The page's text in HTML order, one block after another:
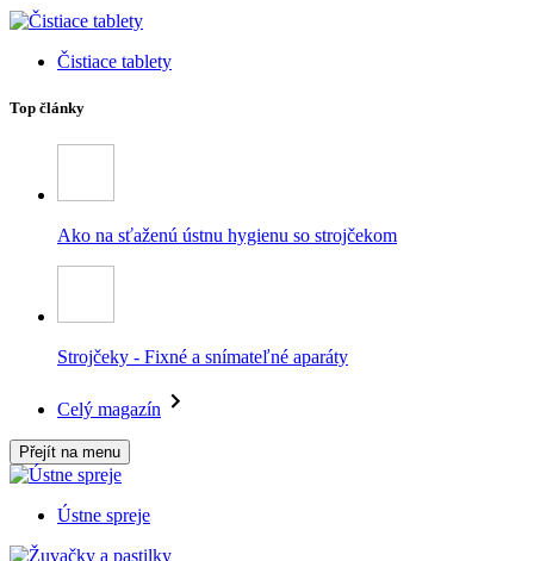
Čistiace tablety
Top články
Ako na sťaženú ústnu hygienu so strojčekom
Strojčeky - Fixné a snímateľné aparáty
Celý magazín
Přejít na menu
Ústne spreje